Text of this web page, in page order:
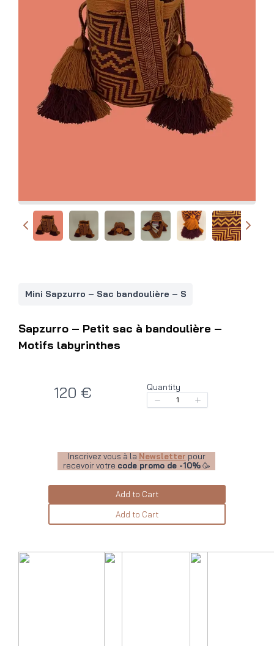
Mini Sapzurro – Sac bandoulière – S
Sapzurro – Petit sac à bandoulière –
Motifs labyrinthes
N
120 € Quantity
Inscrivez vous à la Newsletter pour
recevoir votre code promo de -10%🥳
Add to Cart
Add to Cart